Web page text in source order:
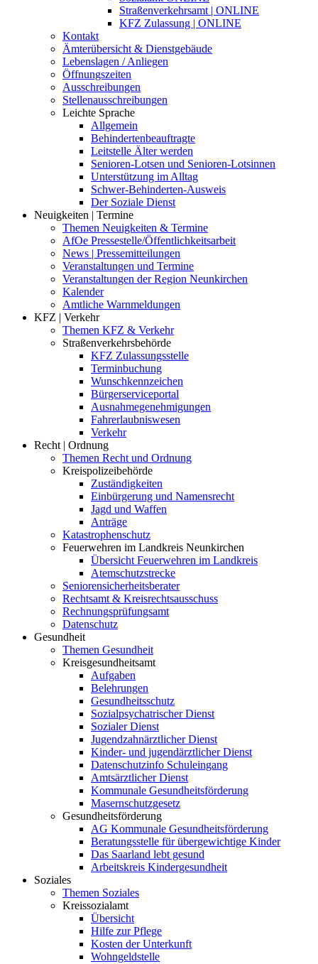
Straßenverkehrsamt | ONLINE
KFZ Zulassung | ONLINE
Kontakt
Ämterübersicht & Dienstgebäude
Lebenslagen / Anliegen
Öffnungszeiten
Ausschreibungen
Stellenausschreibungen
Leichte Sprache
Allgemein
Behindertenbeauftragte
Leitstelle Älter werden
Senioren-Lotsen und Senioren-Lotsinnen
Unterstützung im Alltag
Schwer-Behinderten-Ausweis
Der Soziale Dienst
Neuigkeiten | Termine
Themen Neuigkeiten & Termine
AfOe Pressestelle/Öffentlichkeitsarbeit
News | Pressemitteilungen
Veranstaltungen und Termine
Veranstaltungen der Region Neunkirchen
Kalender
Amtliche Warnmeldungen
KFZ | Verkehr
Themen KFZ & Verkehr
Straßenverkehrsbehörde
KFZ Zulassungsstelle
Terminbuchung
Wunschkennzeichen
Bürgerserviceportal
Ausnahmegenehmigungen
Fahrerlaubniswesen
Verkehr
Recht | Ordnung
Themen Recht und Ordnung
Kreispolizeibehörde
Zuständigkeiten
Einbürgerung und Namensrecht
Jagd und Waffen
Anträge
Katastrophenschutz
Feuerwehren im Landkreis Neunkirchen
Übersicht Feuerwehren im Landkreis
Atemschutzstrecke
Seniorensicherheitsberater
Rechtsamt & Kreisrechtsausschuss
Rechnungsprüfungsamt
Datenschutz
Gesundheit
Themen Gesundheit
Kreisgesundheitsamt
Aufgaben
Belehrungen
Gesundheitsschutz
Sozialpsychatrischer Dienst
Sozialer Dienst
Jugendzahnärztlicher Dienst
Kinder- und jugendärztlicher Dienst
Datenschutzinfo Schuleingang
Amtsärztlicher Dienst
Kommunale Gesundheitsförderung
Masernschutzgesetz
Gesundheitsförderung
AG Kommunale Gesundheitsförderung
Beratungsstelle für übergewichtige Kinder
Das Saarland lebt gesund
Arbeitskreis Kindergesundheit
Soziales
Themen Soziales
Kreissozialamt
Übersicht
Hilfe zur Pflege
Kosten der Unterkunft
Wohngeldstelle